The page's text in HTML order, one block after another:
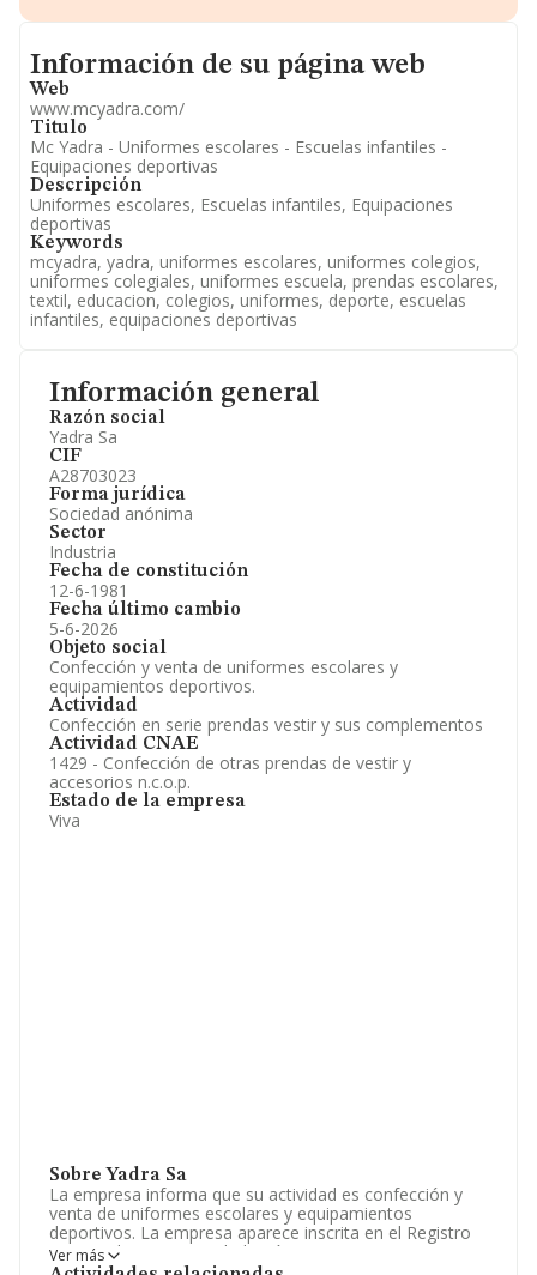
Información general
Razón social
Yadra Sa
CIF
A28703023
Forma jurídica
Sociedad anónima
Sector
Industria
Fecha de constitución
12-6-1981
Fecha último cambio
5-6-2026
Objeto social
Confección y venta de uniformes escolares y
equipamientos deportivos.
Actividad
Confección en serie prendas vestir y sus complementos
Actividad CNAE
1429 - Confección de otras prendas de vestir y
accesorios n.c.o.p.
Estado de la empresa
Viva
Sobre Yadra Sa
La empresa informa que su actividad es confección y
venta de uniformes escolares y equipamientos
deportivos. La empresa aparece inscrita en el Registro
Mercantil como Sociedad Anónima. Tiene CNAE: 1429 -
Ver más
Información oficial y registral complementaria.
Informacion de su página web
Información de su página web
Web
www.mcyadra.com/
Titulo
Mc Yadra - Uniformes escolares - Escuelas infantiles -
Equipaciones deportivas
Descripción
Uniformes escolares, Escuelas infantiles, Equipaciones
deportivas
Keywords
mcyadra, yadra, uniformes escolares, uniformes colegios,
uniformes colegiales, uniformes escuela, prendas escolares,
textil, educacion, colegios, uniformes, deporte, escuelas
infantiles, equipaciones deportivas